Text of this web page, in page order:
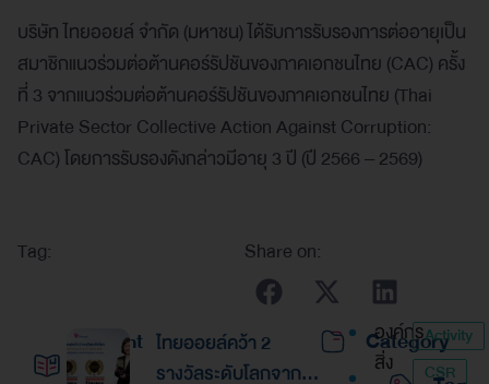
บริษัท ไทยออยล์ จำกัด (มหาชน) ได้รับการรับรองการต่ออายุเป็น
สมาชิกแนวร่วมต่อต้านคอร์รัปชันของภาคเอกชนไทย (CAC) ครั้ง
ที่ 3 จากแนวร่วมต่อต้านคอร์รัปชันของภาคเอกชนไทย (Thai
Private Sector Collective Action Against Corruption:
CAC) โดยการรับรองดังกล่าวมีอายุ 3 ปี (ปี 2566 – 2569)
Tag: Share on:
Recent ไทยออยล์คว้า 2
รางวัลระดับโลกจาก
Category
องค์กร
สิ่ง
Activity
CSR